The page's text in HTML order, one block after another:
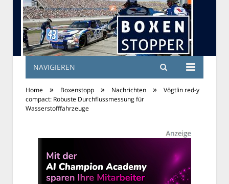
NAVIGIEREN
Home » Boxenstopp » Nachrichten »
Vögtlin red-y
compact: Robuste Durchflussmessung für
Wasserstofffahrzeuge